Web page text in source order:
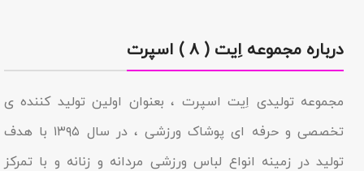
درباره مجموعه اِیت ( ۸ ) اسپرت
مجموعه تولیدى اِیت اسپرت ، بعنوان اولین تولید کننده ی
تخصصی و حرفه ای پوشاک ورزشی ، در سال ۱۳۹۵ با هدف
تولید در زمینه انواع لباس ورزشی مردانه و زنانه و با تمرکز